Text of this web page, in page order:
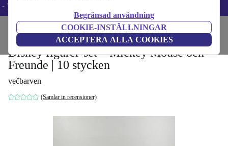
Begränsad användning
COOKIE-INSTÄLLNINGAR
ACCEPTERA ALLA COOKIES
- Villkor
Leksaker
Disney figurer-set – Mickey Mouse och
Freunde | 10 stycken
večbarven
(Samlar in recensioner)